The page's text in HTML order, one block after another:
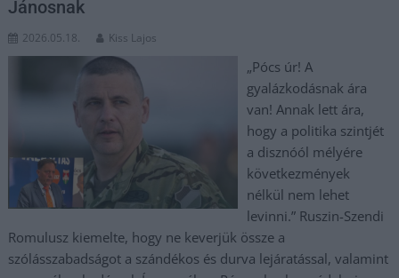
Jánosnak
2026.05.18. Kiss Lajos
„Pócs úr! A
gyalázkodásnak ára
van! Annak lett ára,
hogy a politika szintjét
a disznóól mélyére
következmények
nélkül nem lehet
levinni.” Ruszin-Szendi
Romulusz kiemelte, hogy ne keverjük össze a
szólásszabadságot a szándékos és durva lejáratással, valamint